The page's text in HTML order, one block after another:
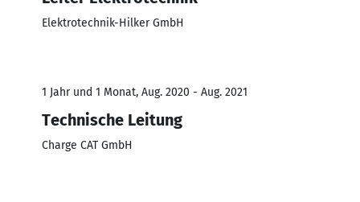
Elektrotechnik-Hilker GmbH
1 Jahr und 1 Monat, Aug. 2020 - Aug. 2021
Technische Leitung
Charge CAT GmbH